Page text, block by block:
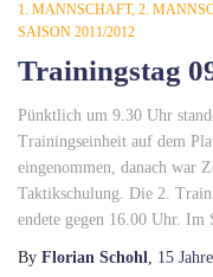
1. MANNSCHAFT 2.
SAISON 2011/2012
Trainingstag
Pünktlich um 9.30 Uhr
Trainingseinheit auf dem
eingenommen, danach war
Taktikschulung. Die 2.
endete gegen 16.00 Uhr. Im
By Florian Schohl, 15